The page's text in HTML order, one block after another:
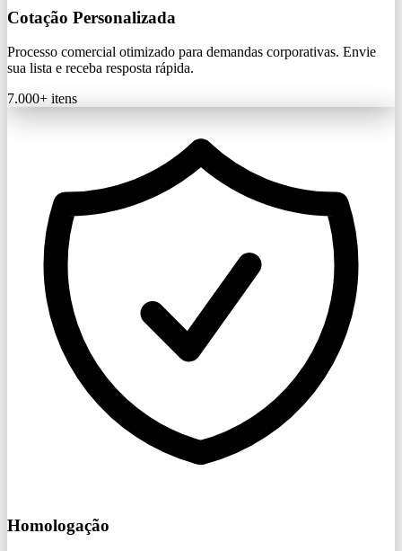
Cotação Personalizada
Processo comercial otimizado para demandas corporativas. Envie
sua lista e receba resposta rápida.
7.000+ itens
Homologação